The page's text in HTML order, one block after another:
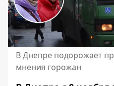
В Днепре подорожает
мнения горожан